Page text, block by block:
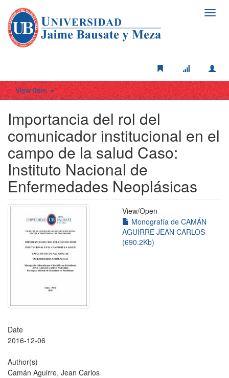
View Item
Importancia del rol del
comunicador institucional en el
campo de la salud Caso:
Instituto Nacional de
Enfermedades Neoplásicas
View/Open
Monografía de CAMÁN
AGUIRRE JEAN CARLOS
(690.2Kb)
Date
2016-12-06
Author(s)
Camán Aguirre, Jean Carlos